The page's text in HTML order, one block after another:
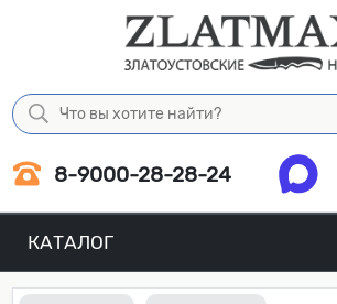
8-9000-28-28-24
КАТАЛОГ